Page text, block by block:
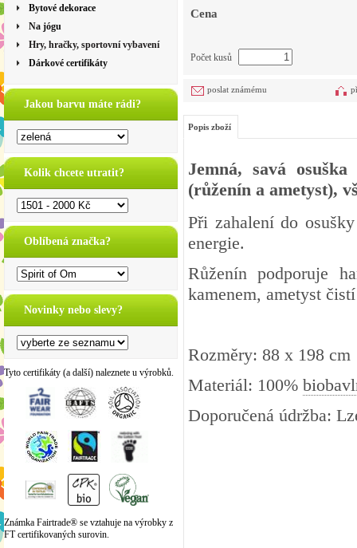
Bytové dekorace
Na jógu
Hry, hračky, sportovní vybavení
Dárkové certifikáty
Jakou barvu máte rádi?
Kolik chcete utratit?
Oblíbená značka?
Novinky nebo slevy?
Tyto certifikáty (a další) naleznete u výrobků.
Známka Fairtrade® se vztahuje na výrobky z
FT certifikovaných surovin.
Cena
Počet kusů
poslat známému
Popis zboží
Jemná, savá
(růženín a ametyst),
Při zahalení do
energie.
Růženín podporuje
kamenem, ametyst
Rozměry: 88 x 198 cm
Materiál: 100%
Doporučená údržba: